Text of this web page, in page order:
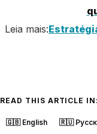
Leia mais:
READ THIS ARTICLE IN:
🇬🇧 English 🇷🇺